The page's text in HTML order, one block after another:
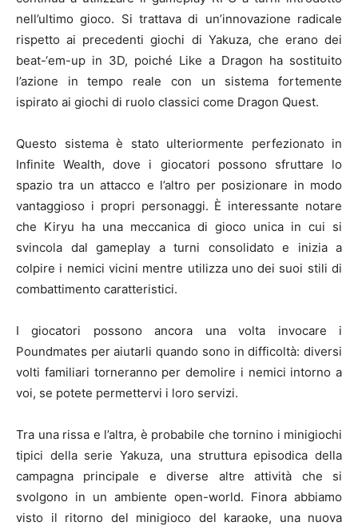
nell’ultimo gioco. Si trattava di un’innovazione radicale
rispetto ai precedenti giochi di Yakuza, che erano dei
beat-‘em-up in 3D, poiché Like a Dragon ha sostituito
l’azione in tempo reale con un sistema fortemente
ispirato ai giochi di ruolo classici come Dragon Quest.
Questo sistema è stato ulteriormente perfezionato in
Infinite Wealth, dove i giocatori possono sfruttare lo
spazio tra un attacco e l’altro per posizionare in modo
vantaggioso i propri personaggi. È interessante notare
che Kiryu ha una meccanica di gioco unica in cui si
svincola dal gameplay a turni consolidato e inizia a
colpire i nemici vicini mentre utilizza uno dei suoi stili di
combattimento caratteristici.
I giocatori possono ancora una volta invocare i
Poundmates per aiutarli quando sono in difficoltà: diversi
volti familiari torneranno per demolire i nemici intorno a
voi, se potete permettervi i loro servizi.
Tra una rissa e l’altra, è probabile che tornino i minigiochi
tipici della serie Yakuza, una struttura episodica della
campagna principale e diverse altre attività che si
svolgono in un ambiente open-world. Finora abbiamo
visto il ritorno del minigioco del karaoke, una nuova